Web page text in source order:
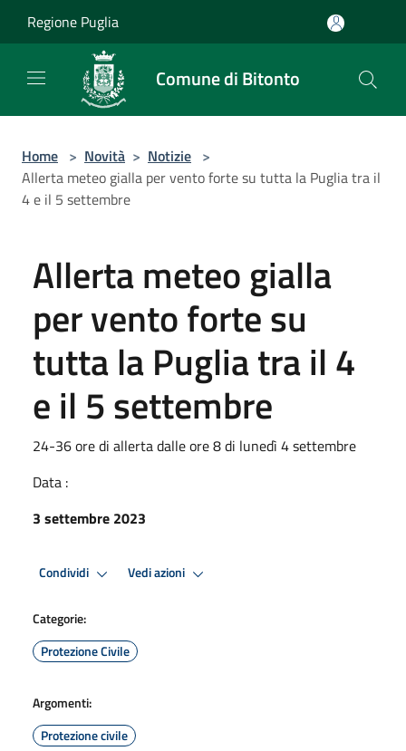
Regione Puglia
Comune di Bitonto
Home > Novità > Notizie >
Allerta meteo gialla per vento forte su tutta la Puglia tra il
4 e il 5 settembre
Allerta meteo gialla
per vento forte su
tutta la Puglia tra il 4
e il 5 settembre
24-36 ore di allerta dalle ore 8 di lunedì 4 settembre
Data :
3 settembre 2023
Condividi Vedi azioni
Categorie:
Protezione Civile
Argomenti:
Protezione civile